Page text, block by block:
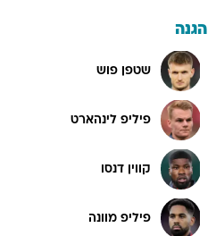
הגנה
שטפן פוש
פיליפ לינהארט
קווין דנסו
פיליפ מוונה